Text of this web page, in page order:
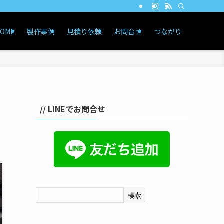
製作事例 見積り依頼 お問合せ つながり
// LINEでお問合せ
検索